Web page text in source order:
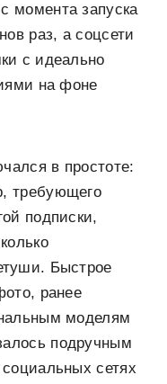
момента запуска
раз, а соцсети
с идеально
на фоне
в простоте:
требующего
подписки,
Быстрое
ранее
моделям
подручным
сетях